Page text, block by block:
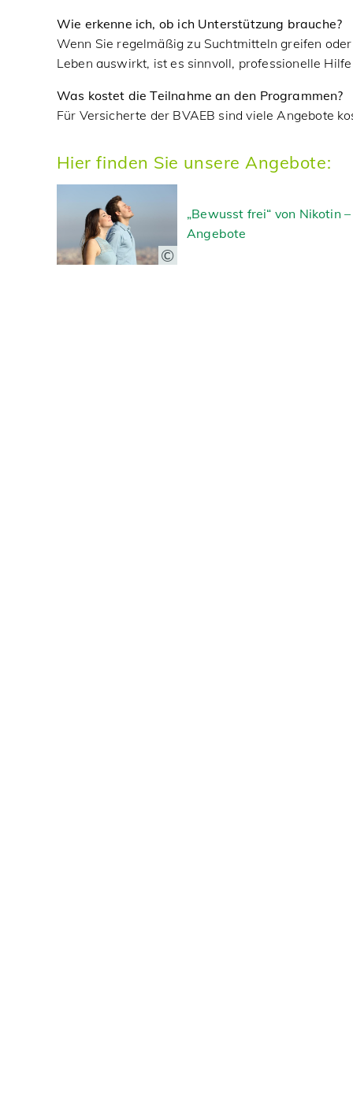
Wie erkenne ich, ob ich Unterstützung brauche?
Wenn Sie regelmäßig zu Suchtmitteln greifen
Leben auswirkt, ist es sinnvoll, professionelle
Was kostet die Teilnahme an den Programmen?
Für Versicherte der BVAEB sind viele Angebote
Hier finden Sie unsere Angebote:
„Bewusst frei“ von Nikotin
Angebote